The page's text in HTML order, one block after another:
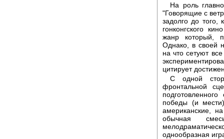
На роль
"Говорящие с
задолго до того,
гонконгского
жанр который,
Однако, в своей
на что сетуют
цитирует
С одной
фронтальной
победы (и
американские,
обычная
однообразная